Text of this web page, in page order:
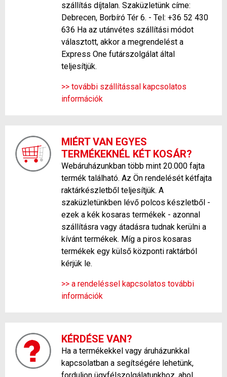
szállítás díjtalan. Szaküzletünk címe:
Debrecen, Borbíró Tér 6. - Tel: +36 52 430
636 Ha az utánvétes szállítási módot
választott, akkor a megrendelést a
Express One futárszolgálat által
teljesítjük.
>> további szállítással kapcsolatos
információk
MIÉRT VAN EGYES
TERMÉKEKNÉL KÉT KOSÁR?
Webáruházunkban több mint 20.000 fajta
termék található. Az Ön rendelését kétfajta
raktárkészletből teljesítjük. A
szaküzletünkben lévő polcos készletből -
ezek a kék kosaras termékek - azonnal
szállításra vagy átadásra tudnak kerülni a
kívánt termékek. Míg a piros kosaras
termékek egy külső központi raktárból
kérjük le.
>> a rendeléssel kapcsolatos további
információk
KÉRDÉSE VAN?
Ha a termékekkel vagy áruházunkkal
kapcsolatban a segítségére lehetünk,